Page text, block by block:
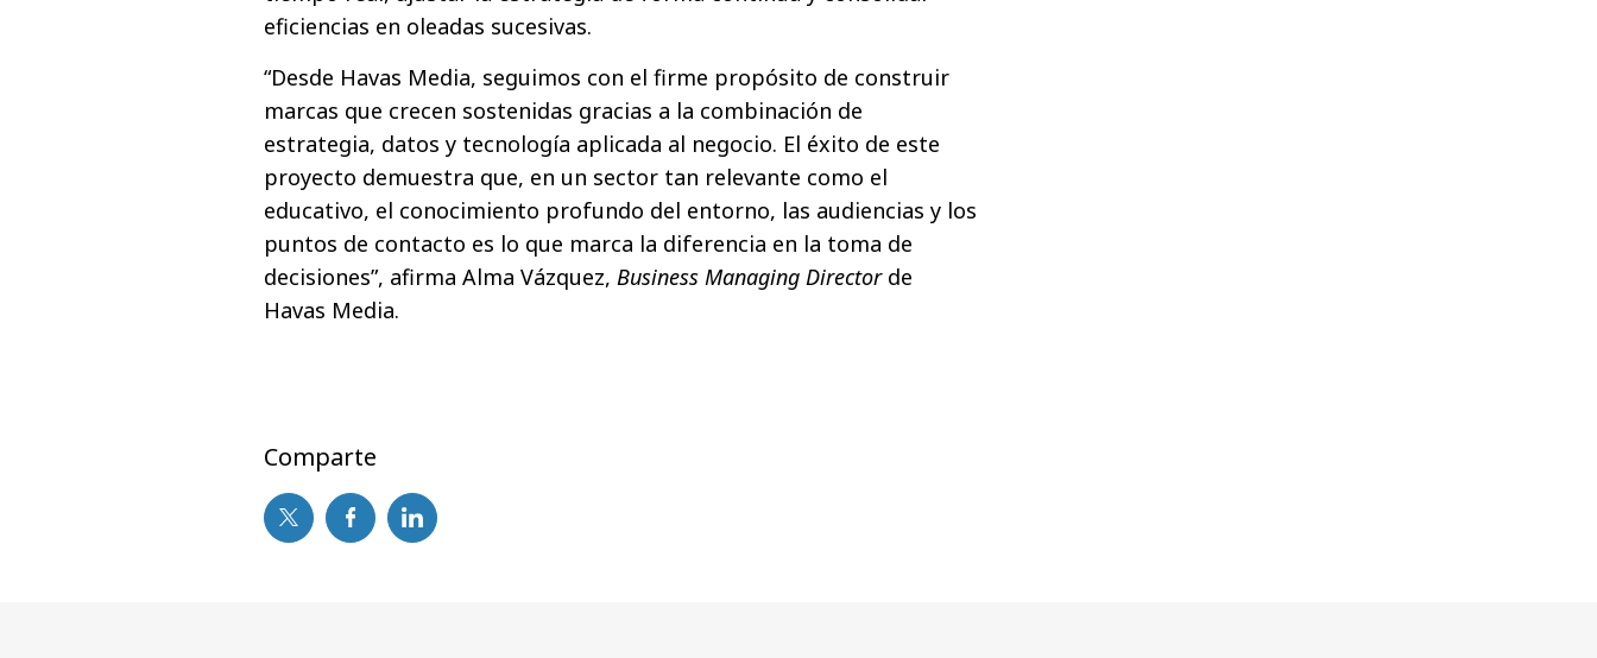
eficiencias en oleadas sucesivas.
“Desde Havas Media, seguimos con el firme propósito de construir
marcas que crecen sostenidas gracias a la combinación de
estrategia, datos y tecnología aplicada al negocio. El éxito de este
proyecto demuestra que, en un sector tan relevante como el
educativo, el conocimiento profundo del entorno, las audiencias y los
puntos de contacto es lo que marca la diferencia en la toma de
decisiones”, afirma Alma Vázquez, Business Managing Directorde
Havas Media.
Comparte